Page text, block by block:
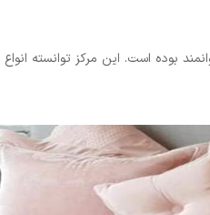
بوده است. این مرکز توانسته